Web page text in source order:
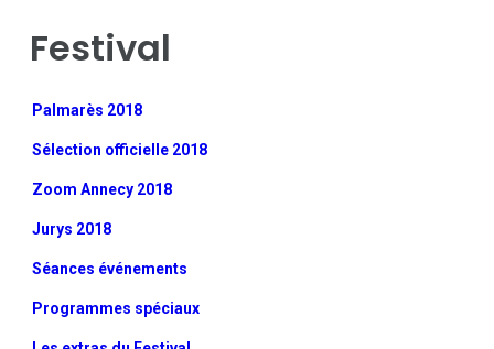
Festival
Palmarès 2018
Sélection officielle 2018
Zoom Annecy 2018
Jurys 2018
Séances événements
Programmes spéciaux